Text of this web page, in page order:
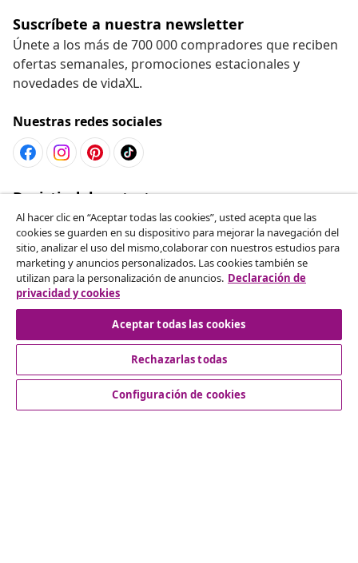
Suscríbete a nuestra newsletter
Únete a los más de 700 000 compradores que reciben
ofertas semanales, promociones estacionales y
novedades de vidaXL.
Nuestras redes sociales
Desistir del contrato
Solicita la cancelación de tu pedido.
Desistir del contrato
Servicio al Cliente
Empresas
Al hacer clic en “Aceptar todas las cookies”, usted acepta que las
cookies se guarden en su dispositivo para mejorar la navegación del
sitio, analizar el uso del mismo,colaborar con nuestros estudios para
marketing y anuncios personalizados. Las cookies también se
utilizan para la personalización de anuncios. Declaración de
privacidad y cookies
Aceptar todas las cookies
Rechazarlas todas
Configuración de cookies